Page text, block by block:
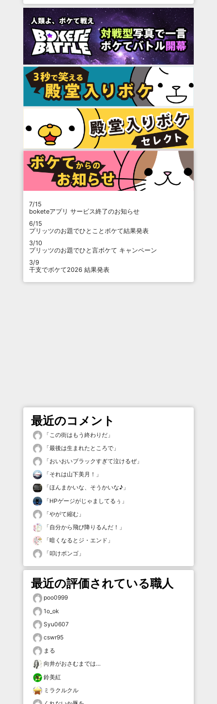
7/15
boketeアプリ サービス終了のお知らせ
6/15
プリッツのお題でひとことボケて結果発表
3/10
プリッツのお題でひと言ボケて キャンペーン
3/9
干支でボケて2026 結果発表
最近のコメント
「 この街はもう終わりだ 」
「最後は生まれたところで 」
「おいおいブラックすぎて泣けるぜ」
「それは山下美月！ 」
「ほんまかいな、そうかいな♪ 」
「HPゲージがじゃましてるぅ 」
「やがて縮む 」
「自分から飛び降りるんだ！ 」
「暗くなるとジ・エンド 」
「叩けボンゴ 」
最近の評価されている職人
poo0999
1o_ok
Syu0607
cswr95
まる
向井がおさむまでは…
鈴美紅
ミラクルクル